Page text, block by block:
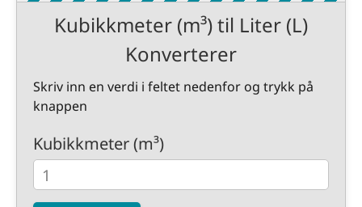
Kubikkmeter (m³) til Liter (L)
Konverterer
Skriv inn en verdi i feltet nedenfor og trykk på
knappen
Kubikkmeter (m³)